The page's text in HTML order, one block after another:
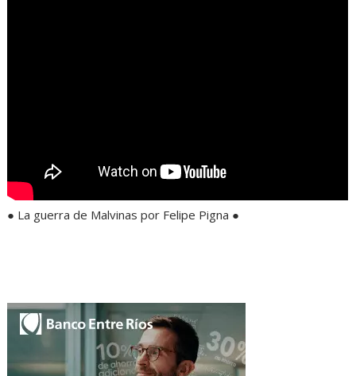
● La guerra de Malvinas por Felipe Pigna ●